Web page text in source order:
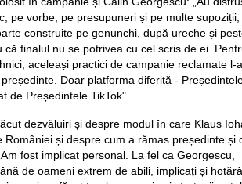
pe vorbe, pe presupuneri și pe multe supoziții,
construite pe genunchi, după ureche și
că finalul nu se potrivea cu cel scris de ei.
aceleași practici de campanie reclamate l-
Doar platforma diferită -
de Președintele TikTok".
dezvăluiri și despre modul în care Klaus
României și despre cum a rămas președinte și
fost implicat personal. La fel ca Georgescu,
de oameni extrem de abili, implicați și